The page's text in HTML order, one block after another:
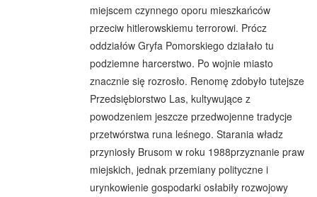
miejscem czynnego oporu mieszkańców
przeciw hitlerowskiemu terrorowi. Prócz
oddziałów Gryfa Pomorskiego działało tu
podziemne harcerstwo. Po wojnie miasto
znacznie się rozrosło. Renomę zdobyło tutejsze
Przedsiębiorstwo Las, kultywujące z
powodzeniem jeszcze przedwojenne tradycje
przetwórstwa runa leśnego. Starania władz
przyniosły Brusom w roku 1988przyznanie praw
miejskich, jednak przemiany polityczne i
urynkowienie gospodarki osłabiły rozwojowy